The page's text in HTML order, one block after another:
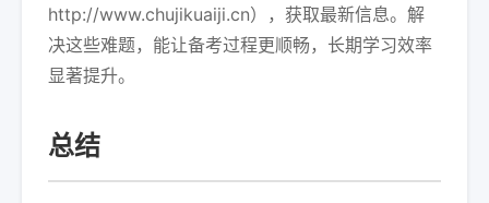
http://www.chujikuaiji.cn），获取最新信息。解
决这些难题，能让备考过程更顺畅，长期学习效率
显著提升。
总结